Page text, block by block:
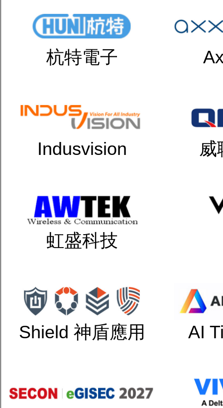
杭特電子
Indusvision 威
虹盛科技
Shield 神盾應用 AI